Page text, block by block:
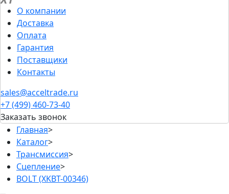
О компании
Доставка
Оплата
Гарантия
Поставщики
Контакты
sales@acceltrade.ru
+7 (499) 460-73-40
Заказать звонок
Главная>
Каталог>
Трансмиссия>
Сцепление>
BOLT (XKBT-00346)